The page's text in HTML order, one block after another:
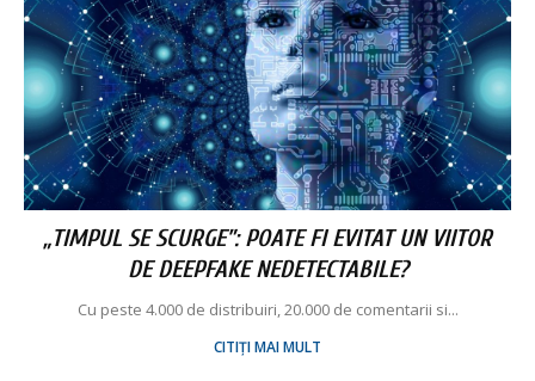
„TIMPUL SE SCURGE”: POATE FI EVITAT UN VIITOR
DE DEEPFAKE NEDETECTABILE?
Cu peste 4.000 de distribuiri, 20.000 de comentarii si...
CITIȚI MAI MULT